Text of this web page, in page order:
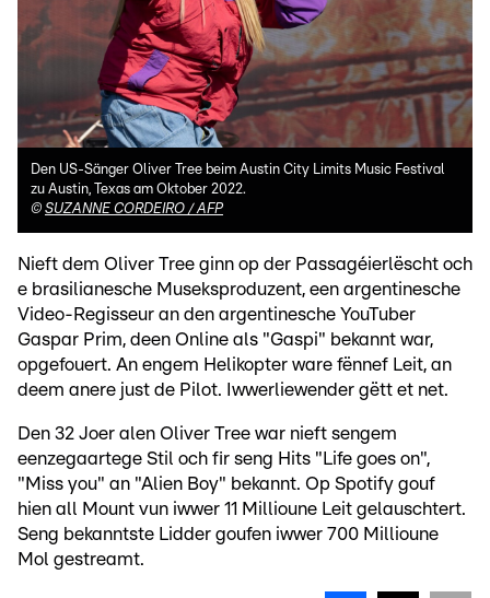
Den US-Sänger Oliver Tree beim Austin City Limits Music Festival
zu Austin, Texas am Oktober 2022.
© SUZANNE CORDEIRO / AFP
Nieft dem Oliver Tree ginn op der Passagéierlëscht och
e brasilianesche Museksproduzent, een argentinesche
Video-Regisseur an den argentinesche YouTuber
Gaspar Prim, deen Online als "Gaspi" bekannt war,
opgefouert. An engem Helikopter ware fënnef Leit, an
deem anere just de Pilot. Iwwerliewender gëtt et net.
Den 32 Joer alen Oliver Tree war nieft sengem
eenzegaartege Stil och fir seng Hits "Life goes on",
"Miss you" an "Alien Boy" bekannt. Op Spotify gouf
hien all Mount vun iwwer 11 Millioune Leit gelauschtert.
Seng bekanntste Lidder goufen iwwer 700 Millioune
Mol gestreamt.